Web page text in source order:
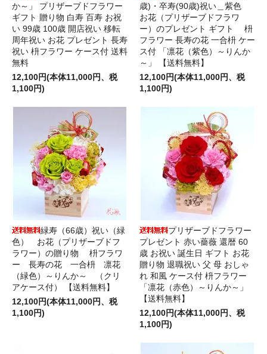
か～」 プリザーブドフラワー
ギフト 贈り物 白寿 百寿 お祝
い 99歳 100歳 開店祝い 移転
周年祝い お花 プレゼント 長寿
祝い 枡フラワー ケース付 送料
無料
12,100円(本体11,000円、税
1,100円)
歳)・卒寿(90歳)祝い＿紫色
お花（プリザーブドフラワ
ー）のプレゼント ギフト 枡
フラワー 長寿の花 一合枡 ケー
ス付 「凛花（紫色）～りんか
～」 【送料無料】
12,100円(本体11,000円、税
1,100円)
緑寿（66歳）祝い（緑
色） お花（プリザーブドフ
ラワー）の贈り物 枡フラワ
ー 長寿の花 一合枡 凛花
（緑色）～りんか～ （クリ
アケース付） 【送料無料】
12,100円(本体11,000円、税
1,100円)
プリザーブドフラワー
プレゼント 赤い薔薇 還暦 60
歳 お祝い 誕生日 ギフト お花
贈り物 退職祝い 父 母 おしゃ
れ 和風 ケース付 枡フラワー
「凛花（赤色）～りんか～」
【送料無料】
12,100円(本体11,000円、税
1,100円)